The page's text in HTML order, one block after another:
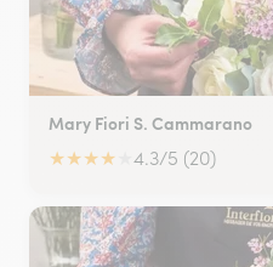
Mary Fiori S. Cammarano
★★★★ 4.3/5 (20)